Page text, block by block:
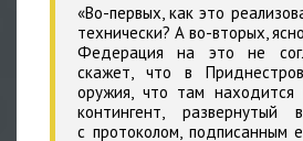
«Во-первых, как это
технически? А во-вторых,
Федерация на это не
скажет, что в
оружия, что там находится
контингент, развернутый
с протоколом, подписанным